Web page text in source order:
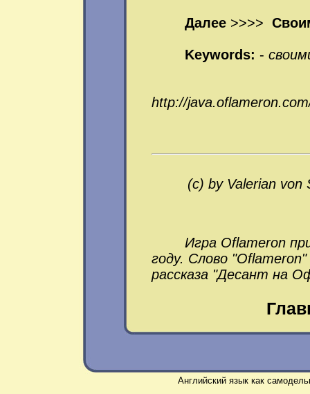
Далее >>>>
Keywords: -
http://
(c) by Valerian von
Игра Oflameron
году. Слово
рассказа "Десант на
Английский язык как